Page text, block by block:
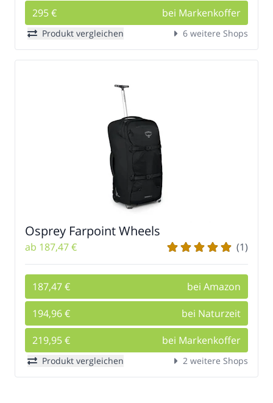
295 €
bei Markenkoffer
Produkt vergleichen 6 weitere Shops
Osprey Farpoint Wheels
ab 187,47 € (1)
187,47 €
bei Amazon
194,96 €
bei Naturzeit
219,95 €
bei Markenkoffer
Produkt vergleichen 2 weitere Shops